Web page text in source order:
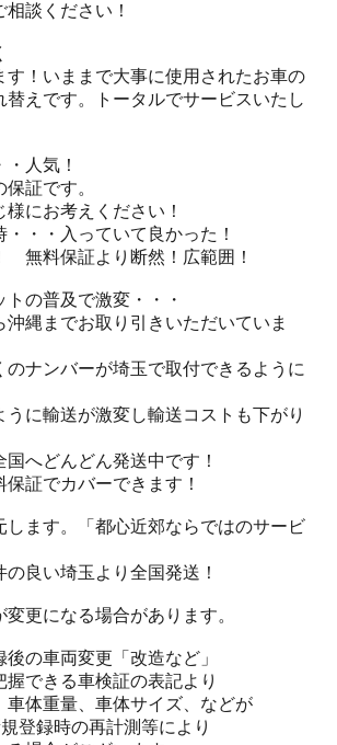
談ください！
！いままで大事に使用されたお車の
えです。トータルでサービスいたし
・人気！
証です。
にお考えください！
・・入っていて良かった！
料保証より断然！広範囲！
トの普及で激変・・・
縄までお取り引きいただいていま
ナンバーが埼玉で取付できるように
輸送が激変し輸送コストも下がり
へどんどん発送中です！
証でカバーできます！
します。「都心近郊ならではのサービ
良い埼玉より全国発送！
変更になる場合があります。
車両変更「改造など」
きる車検証の表記より
重量、車体サイズ、などが
録時の再計測等により